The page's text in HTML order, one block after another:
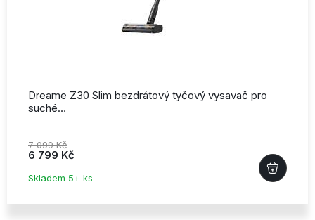
Dreame Z30 Slim bezdrátový tyčový vysavač pro
suché…
7 099 Kč
6 799 Kč
Skladem 5+ ks